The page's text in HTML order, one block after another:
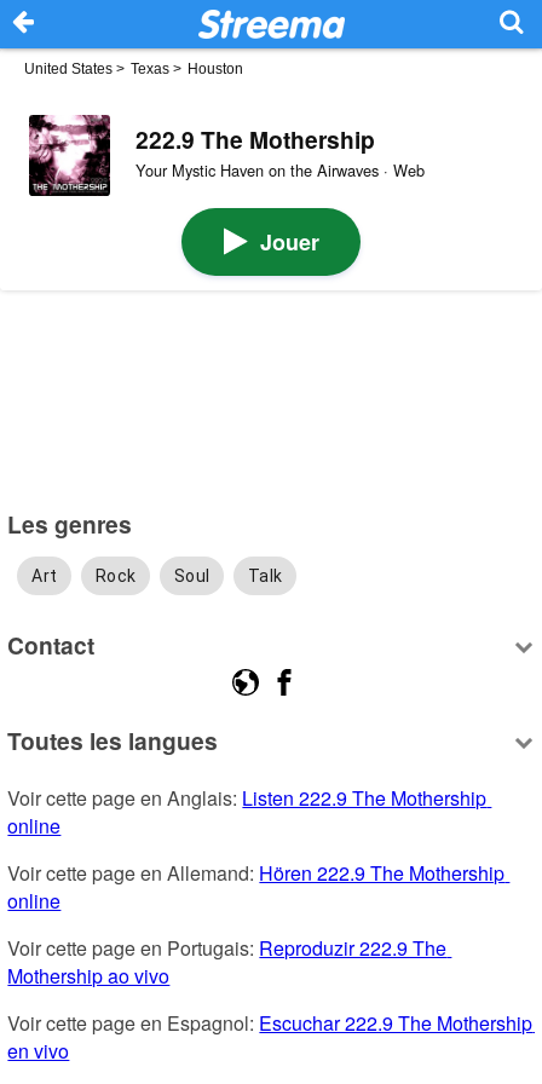
United States > Texas > Houston
222.9 The Mothership
Your Mystic Haven on the Airwaves · Web
Jouer
Les genres
Art Rock Soul Talk
Contact
Toutes les langues
Voir cette page en Anglais: Listen 222.9 The Mothership
online
Voir cette page en Allemand: Hören 222.9 The Mothership
online
Voir cette page en Portugais: Reproduzir 222.9 The
Mothership ao vivo
Voir cette page en Espagnol: Escuchar 222.9 The Mothership
en vivo